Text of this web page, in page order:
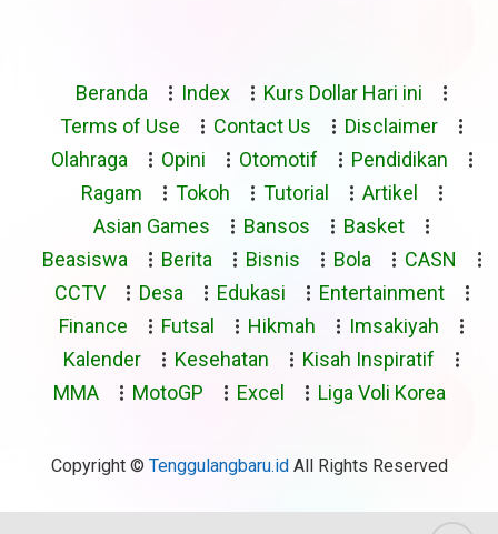
Beranda Index
Kurs Dollar Hari ini
Terms of Use
Contact Us
Disclaimer
Olahraga
Opini Otomotif
Pendidikan
Ragam
Tokoh Tutorial
Artikel
Asian Games
Bansos
Basket
Beasiswa
Berita Bisnis Bola
CASN
CCTV
Desa Edukasi
Entertainment
Finance
Futsal Hikmah
Imsakiyah
Kalender
Kesehatan
Kisah Inspiratif
MMA
MotoGP Excel Liga Voli Korea
Copyright © Tenggulangbaru.idAll Rights Reserved